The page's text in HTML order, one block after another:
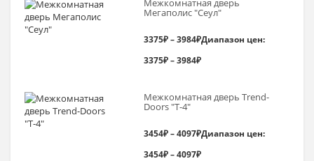
Межкомнатная дверь
Мегаполис "Сеул"
3375₽–3984₽Диапазон цен:
3375₽ – 3984₽
Межкомнатная дверь Trend-
Doоrs "Т-4"
3454₽–4097₽Диапазон цен:
3454₽ – 4097₽